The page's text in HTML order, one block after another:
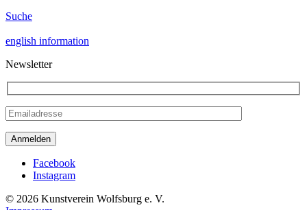
Suche
english information
Newsletter
Facebook
Instagram
© 2026 Kunstverein Wolfsburg e. V.